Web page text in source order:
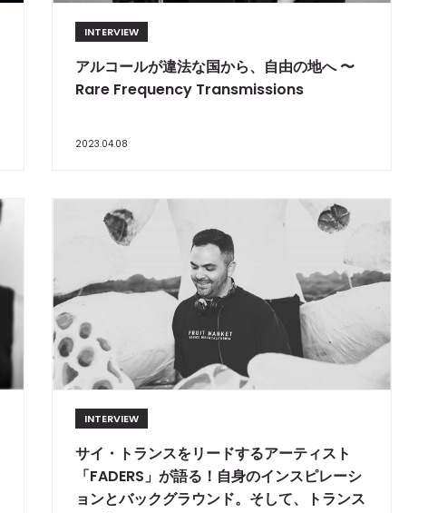
INTERVIEW
​アルコールが違法な国から、自由の地へ 〜
Rare Frequency Transmissions
2023.04.08
INTERVIEW
サイ・トランスをリードするアーティスト
「FADERS」が語る！自身のインスピレーシ
ョンとバックグラウンド。そして、トランス